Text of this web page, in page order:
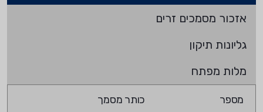
אזכור מסמכים זרים
גליונות תיקון
מלות מפתח
מספר כותר מסמך